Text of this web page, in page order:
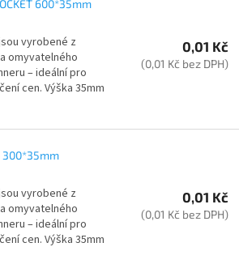
600*35mm
vyrobené z
omyvatelného
– ideální pro
cen. Výška 35mm
0,01 Kč
(0,01 Kč bez DPH)
300*35mm
vyrobené z
omyvatelného
– ideální pro
cen. Výška 35mm
0,01 Kč
(0,01 Kč bez DPH)